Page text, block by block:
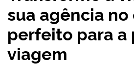
sua agência
perfeito para a
viagem